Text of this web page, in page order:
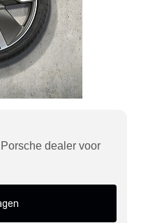
dealer voor